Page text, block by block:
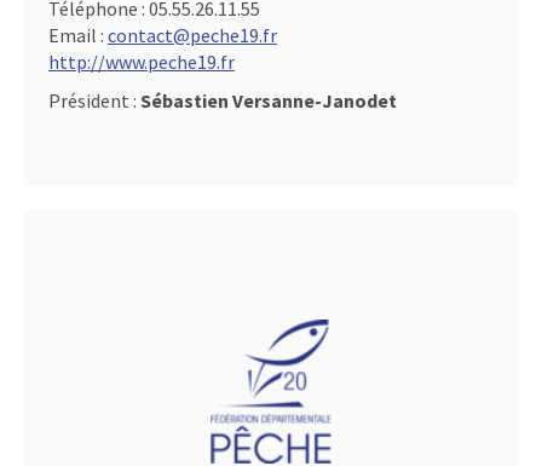
Téléphone : 05.55.26.11.55
Email : contact@peche19.fr
http://www.peche19.fr
Président : Sébastien Versanne-Janodet